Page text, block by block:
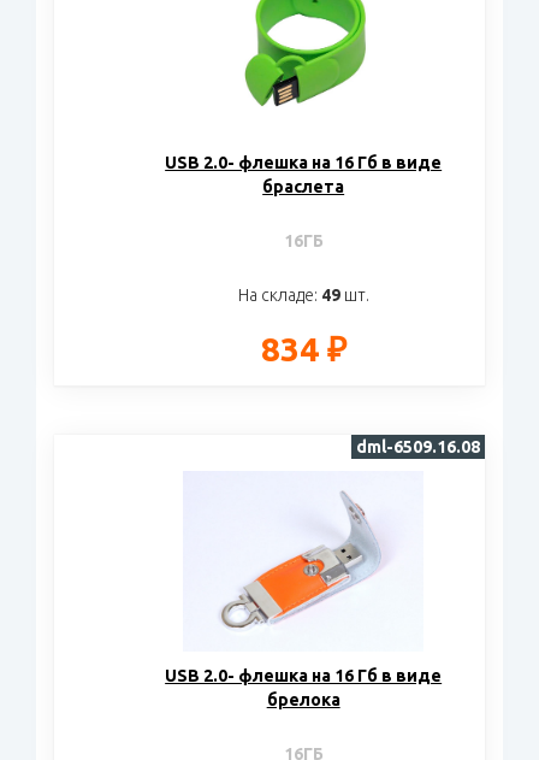
USB 2.0- флешка на 16 Гб в виде
браслета
16ГБ
На складе: 49шт.
834 ₽
USB 2.0- флешка на 16 Гб в виде
брелока
16ГБ
dml-6509.16.08